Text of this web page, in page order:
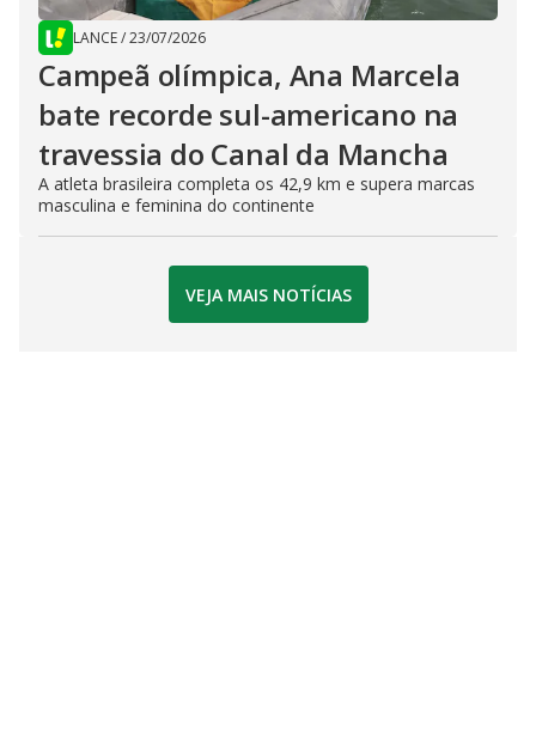
LANCE/23/07/2026
Campeã olímpica, Ana Marcela
bate recorde sul-americano na
travessia do Canal da Mancha
A atleta brasileira completa os 42,9 km e supera marcas
masculina e feminina do continente
VEJA MAIS NOTÍCIAS